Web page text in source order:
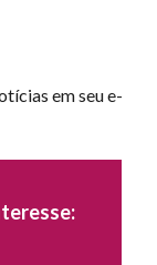
em seu e-